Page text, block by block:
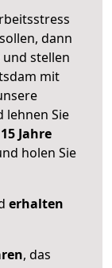
dann
stellen
mit
lehnen Sie
Jahre
holen Sie
erhalten
, das